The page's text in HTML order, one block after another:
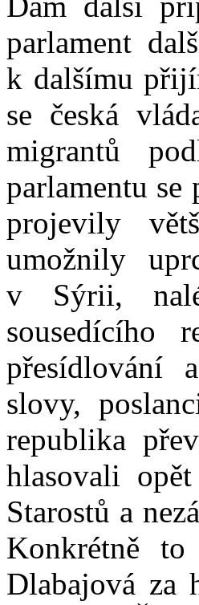
parlament
k dalšímu
se česká
migrantů
parlamentu se
projevily
umožnily
v Sýrii,
sousedícího
přesídlování
slovy,
republika
hlasovali
Starostů a
Konkrétně to
Dlabajová za